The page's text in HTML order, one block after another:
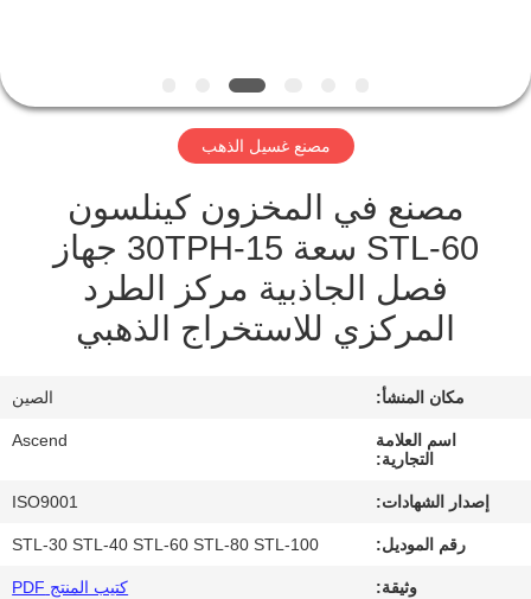
الجودة
اطلب
اقتباس
خريطة
الموقع
سياسة
الخصوصية
مصنع غسيل الذهب
مصنع في المخزون كينلسون
STL-60 سعة 15-30TPH جهاز
فصل الجاذبية مركز الطرد
المركزي للاستخراج الذهبي
مكان المنشأ: الصين
اسم العلامة
التجارية:
Ascend
إصدار الشهادات: ISO9001
رقم الموديل: STL-30 STL-40 STL-60 STL-80 STL-100
وثيقة: كتيب المنتج PDF